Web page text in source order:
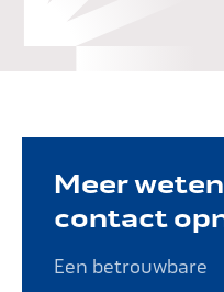
Meer
contact
Een betrouwbare